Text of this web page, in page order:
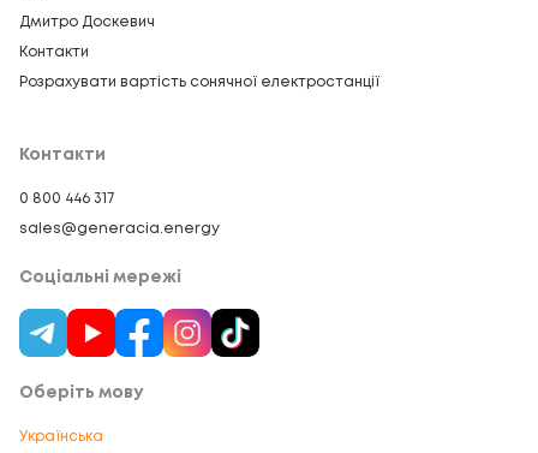
Дмитро Доскевич
Контакти
Розрахувати вартість сонячної електростанції
Контакти
0 800 446 317
sales@generacia.energy
Соціальні мережі
Оберіть мову
Українська